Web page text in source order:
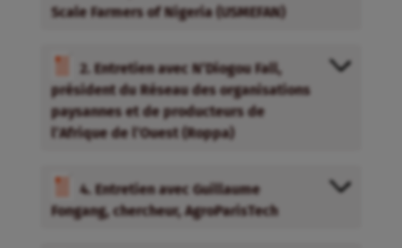
Scale Farmers of Nigeria (USMEFAN)
2. Entretien avec N’Diogou Fall,
président du Réseau des organisations
paysannes et de producteurs de
l’Afrique de l’Ouest (Roppa)
4. Entretien avec Guillaume
Fongang, chercheur, AgroParisTech